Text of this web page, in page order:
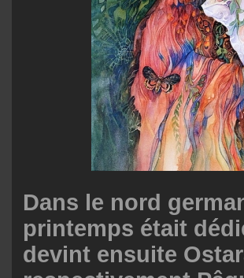
Dans le nord
printemps était
devint ensuite